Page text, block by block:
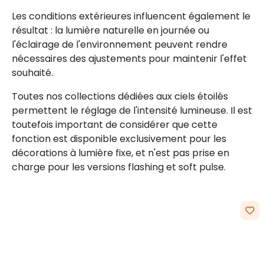
Les conditions extérieures influencent également le
résultat : la lumière naturelle en journée ou
l'éclairage de l'environnement peuvent rendre
nécessaires des ajustements pour maintenir l'effet
souhaité.
Toutes nos collections dédiées aux ciels étoilés
permettent le réglage de l'intensité lumineuse. Il est
toutefois important de considérer que cette
fonction est disponible exclusivement pour les
décorations à lumière fixe, et n'est pas prise en
charge pour les versions flashing et soft pulse.